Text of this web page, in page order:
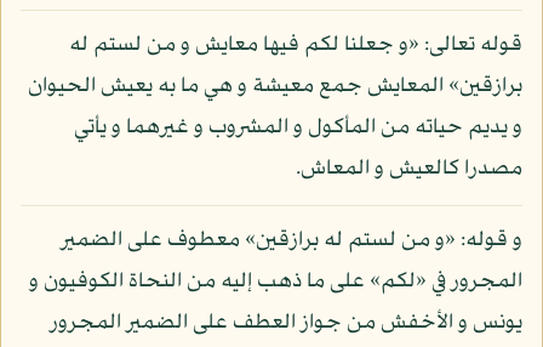
قوله تعالى: «و جعلنا لكم فيها معايش و من لستم له
برازقين» المعايش جمع معيشة و هي ما به يعيش الحيوان
و يديم حياته من المأكول و المشروب و غيرهما و يأتي
مصدرا كالعيش و المعاش.
و قوله: «و من لستم له برازقين» معطوف على الضمير
المجرور في «لكم» على ما ذهب إليه من النحاة الكوفيون و
يونس و الأخفش من جواز العطف على الضمير المجرور